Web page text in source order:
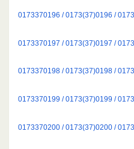
0173370196 / 0173(37)0196 /
0173370197 / 0173(37)0197 /
0173370198 / 0173(37)0198 /
0173370199 / 0173(37)0199 /
0173370200 / 0173(37)0200 /